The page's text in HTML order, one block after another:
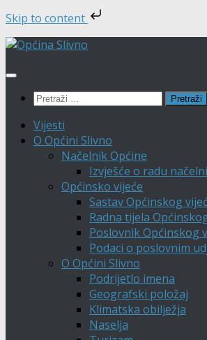
Skip to content
Skip
content
Pretraži:
Vijesti
O Općini Slivno
Načelnik Općine
Izvješće o radu
Općinsko vijeće
Sastav Općinskog
Radna tijela
Poslovnik Općinskog
Podaci o poslovnim
O Općini Slivno
Podrijetlo imena
Geografski položaj
Klimatska obilježja
Naselja